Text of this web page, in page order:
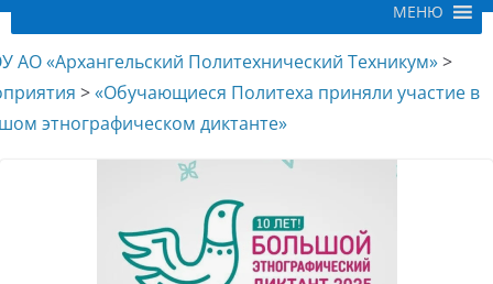
МЕНЮ
АО «Архангельский Политехнический Техникум»>
>«Обучающиеся Политеха приняли участие в
этнографическом диктанте»